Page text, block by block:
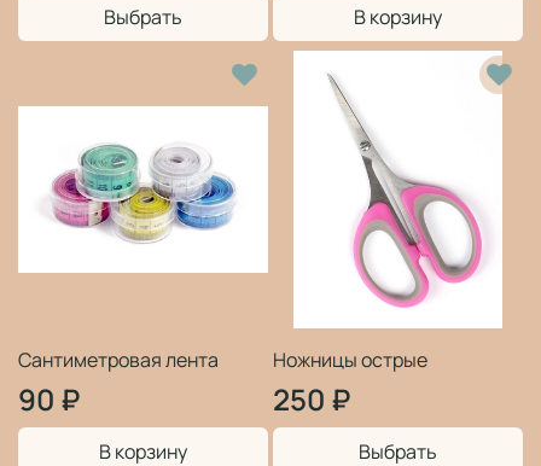
Выбрать В корзину
Сантиметровая лента
90 ₽
В корзину
Ножницы острые
250 ₽
Выбрать